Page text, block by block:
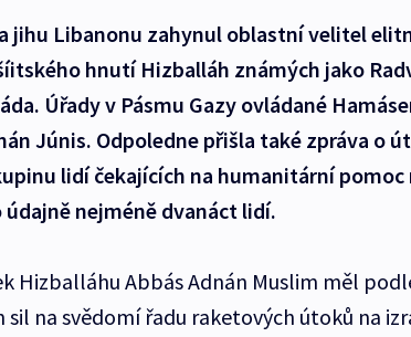
jihu Libanonu zahynul oblastní velitel
hnutí Hizballáh známých jako
Úřady v Pásmu Gazy ovládané
Júnis. Odpoledne přišla také zpráva o
lidí čekajících na humanitární pomoc
nejméně dvanáct lidí.
Hizballáhu Abbás Adnán Muslim měl
na svědomí řadu raketových útoků na